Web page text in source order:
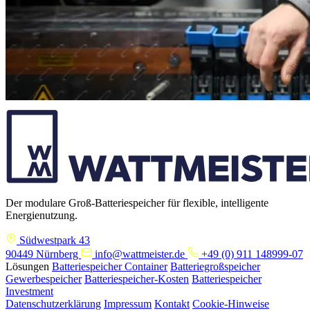
Der modulare Groß-Batteriespeicher für flexible, intelligente
Energienutzung.
Südwestpark 43
90449 Nürnberg
info@wattmeister.de
+49 (0) 911 148999-07
Lösungen Batteriespeicher Container Batteriegroßspeicher
Gewerbespeicher Batteriespeicher-Kosten Batteriespeicher
Investment
Datenschutzerklärung Impressum Kontakt Cookie-Hinweise